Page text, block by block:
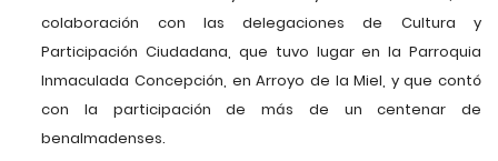
colaboración con las delegaciones de Cultura y
Participación Ciudadana, que tuvo lugar en la Parroquia
Inmaculada Concepción, en Arroyo de la Miel, y que contó
con la participación de más de un centenar de
benalmadenses.